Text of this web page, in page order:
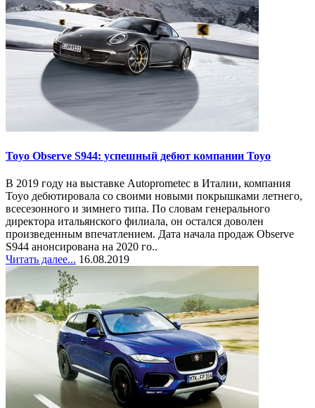
Toyo Observe S944: успешный дебют компании Toyo
В 2019 году на выставке Autoprometec в Италии, компания
Toyo дебютировала со своими новыми покрышками летнего,
всесезонного и зимнего типа. По словам генерального
директора итальянского филиала, он остался доволен
произведенным впечатлением. Дата начала продаж Observe
S944 анонсирована на 2020 го..
Читать далее... 16.08.2019